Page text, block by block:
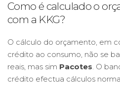
Como é calculado o
com a KKG?
O cálculo do orçamento, em
crédito ao consumo, não se
reais, mas sim Pacotes. O
crédito efectua cálculos